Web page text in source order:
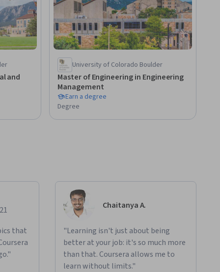
and
University of Colorado Boulder
Master of Engineering in Engineering
Management
Earn a degree
Degree
that
Chaitanya A.
"Learning isn't just about being
better at your job: it's so much more
than that. Coursera allows me to
learn without limits."